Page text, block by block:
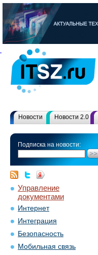
Новости Новости 2.0
Подписка на новости:
Управление
документами
Интернет
Интеграция
Безопасность
Мобильная связь